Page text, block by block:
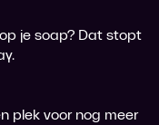
je soap? Dat stopt
plek voor nog meer